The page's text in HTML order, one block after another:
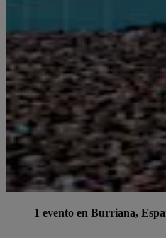
1 evento en Burriana,